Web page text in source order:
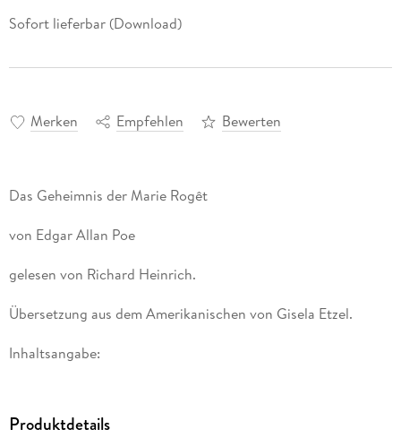
Sofort lieferbar (Download)
Merken Empfehlen Bewerten
Das Geheimnis der Marie Rogêt
von Edgar Allan Poe
gelesen von Richard Heinrich.
Übersetzung aus dem Amerikanischen von Gisela Etzel.
Inhaltsangabe:
verschwindet spurlos. Nach vier Tagen wird ihre Leiche in der
Seine gefunden. Ihre Angehörigen tappen, wie auch die
Produktdetails